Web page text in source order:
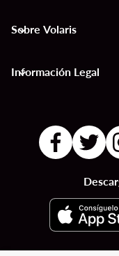
Sobre Volaris
keyboard_arrow_down
Información Legal
keyboard_arrow_down